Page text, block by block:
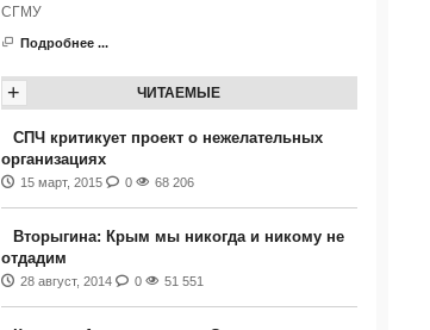
СГМУ
Подробнее ...
ЧИТАЕМЫЕ
+
СПЧ критикует проект о нежелательных
организациях
15 март, 2015 0 68 206
Вторыгина: Крым мы никогда и никому не
отдадим
28 август, 2014 0 51 551